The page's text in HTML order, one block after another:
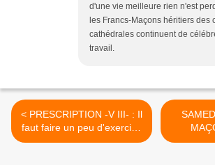
d'une vie meilleure rien n'est
les Francs-Maçons héritiers des
cathédrales continuent de
travail.
< PRESCRIPTION -V III- : Il
faut faire un peu d'exercice
!